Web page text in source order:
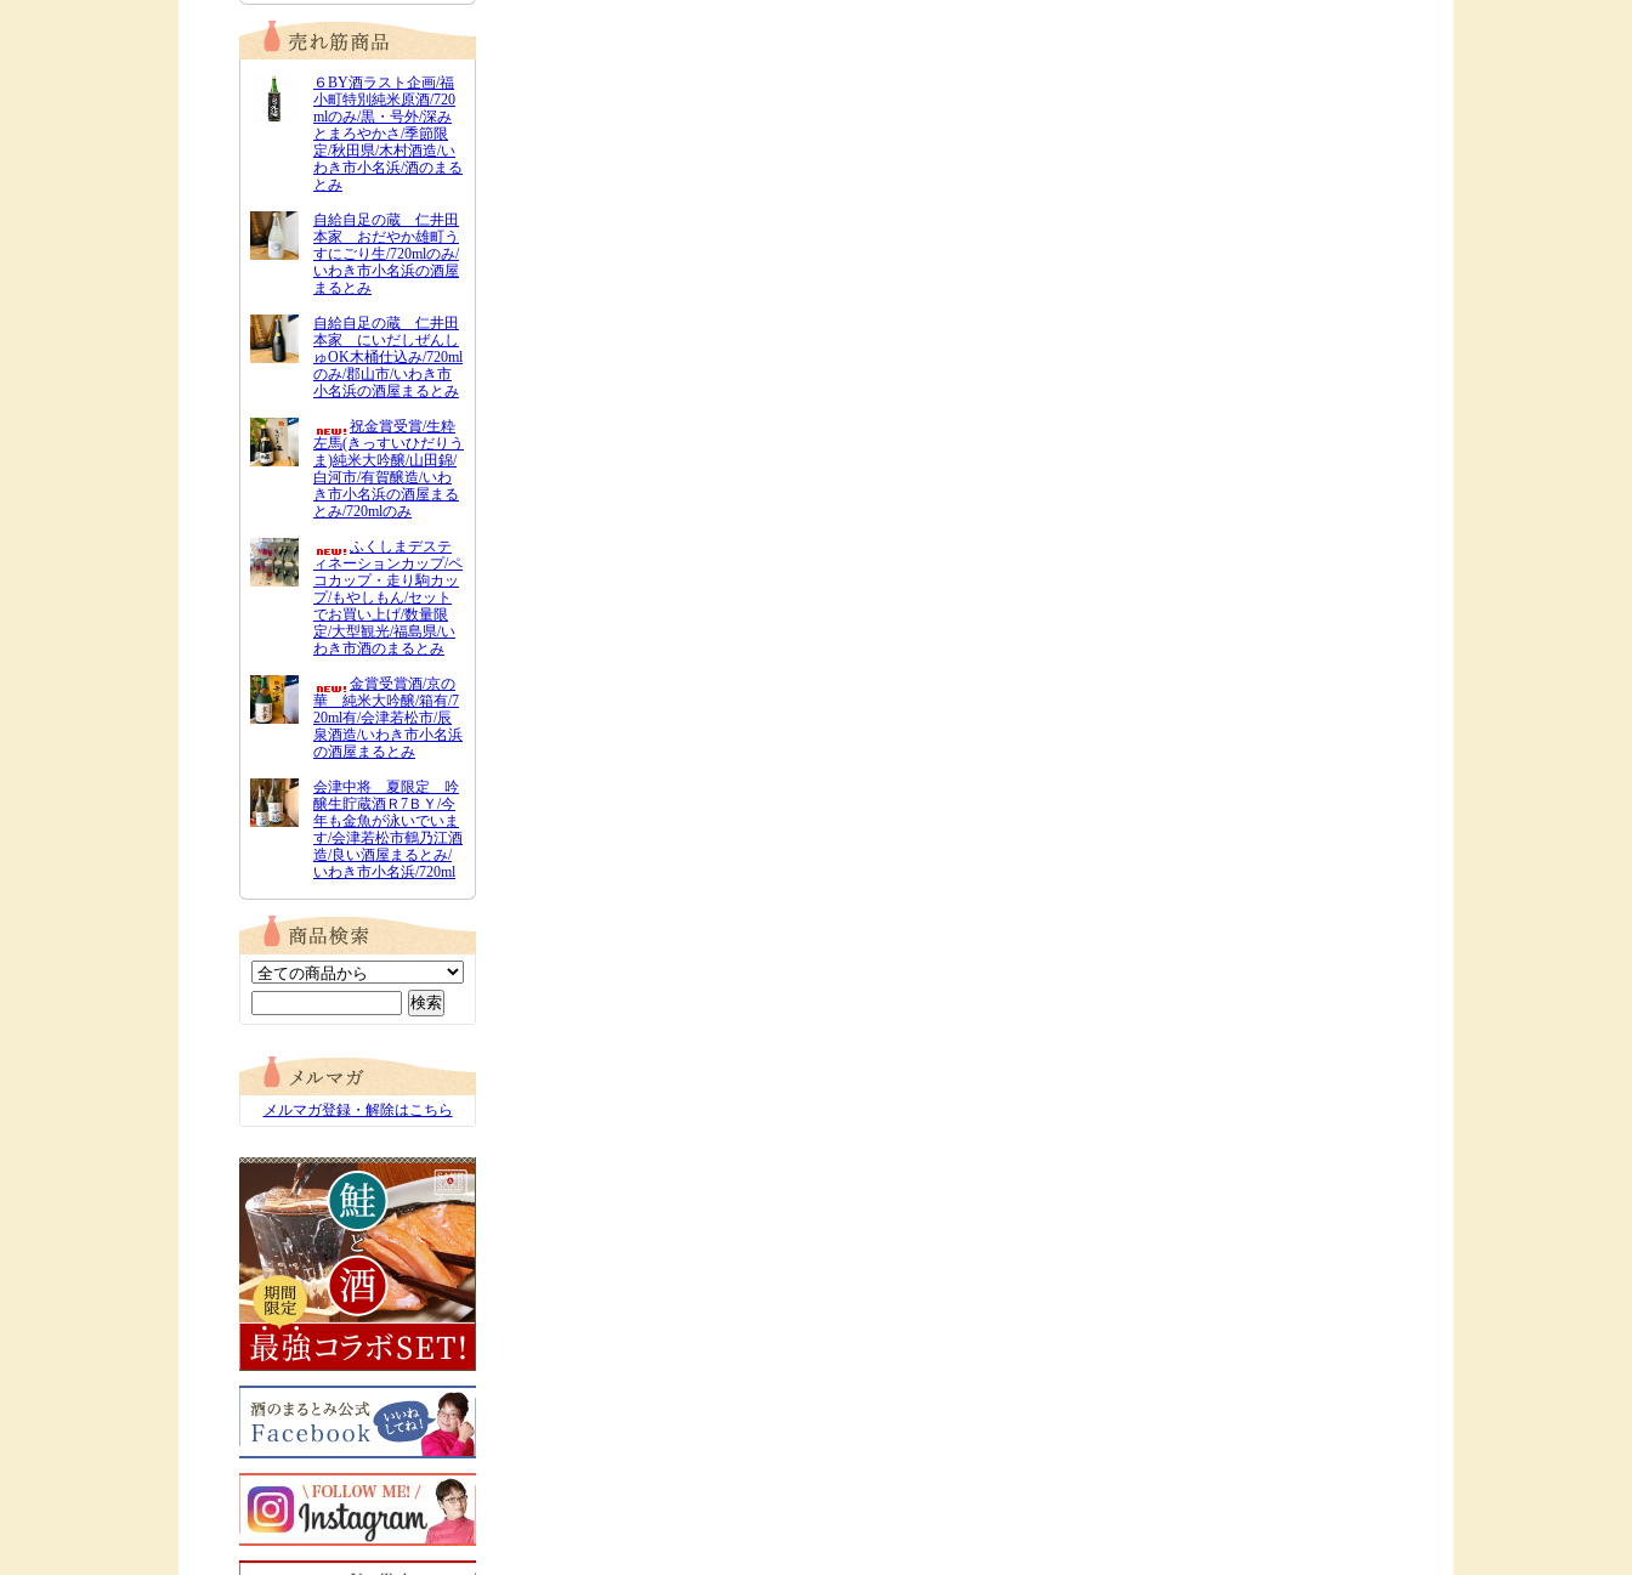
６BY酒ラスト企画/福
小町特別純米原酒/720
mlのみ/黒・号外/深み
とまろやかさ/季節限
定/秋田県/木村酒造/い
わき市小名浜/酒のまる
とみ
自給自足の蔵 仁井田
本家 おだやか雄町う
すにごり生/720mlのみ/
いわき市小名浜の酒屋
まるとみ
自給自足の蔵 仁井田
本家 にいだしぜんし
ゅOK木桶仕込み/720ml
のみ/郡山市/いわき市
小名浜の酒屋まるとみ
祝金賞受賞/生粋
左馬(きっすいひだりう
ま)純米大吟醸/山田錦/
白河市/有賀醸造/いわ
き市小名浜の酒屋まる
とみ/720mlのみ
ふくしまデステ
ィネーションカップ/ペ
コカップ・走り駒カッ
プ/もやしもん/セット
でお買い上げ/数量限
定/大型観光/福島県/い
わき市酒のまるとみ
金賞受賞酒/京の
華 純米大吟醸/箱有/7
20ml有/会津若松市/辰
泉酒造/いわき市小名浜
の酒屋まるとみ
会津中将 夏限定 吟
醸生貯蔵酒Ｒ7ＢＹ/今
年も金魚が泳いでいま
す/会津若松市鶴乃江酒
造/良い酒屋まるとみ/
いわき市小名浜/720ml
メルマガ登録・解除はこちら